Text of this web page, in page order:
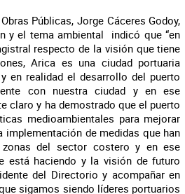
Públicas, Jorge Cáceres Godoy,
y el tema ambiental indicó que “en
respecto de la visión que tiene
Arica es una ciudad portuaria
en realidad el desarrollo del puerto
con nuestra ciudad y en ese
claro y ha demostrado que el puerto
medioambientales para mejorar
implementación de medidas que han
zonas del sector costero y en ese
está haciendo y la visión de futuro
del Directorio y acompañar en
sigamos siendo líderes portuarios